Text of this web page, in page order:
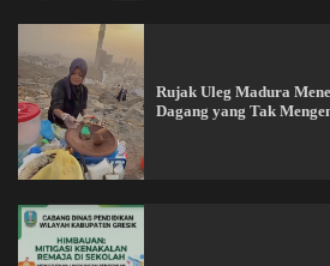
Rujak Uleg Madura
Dagang yang Tak